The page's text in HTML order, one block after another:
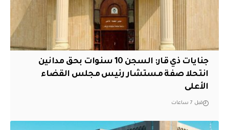
جنايات ذي قار: السجن 10 سنوات بحق مدانين
انتحلا صفة مستشار رئيس مجلس القضاء
الأعلى
قبل 7 ساعات